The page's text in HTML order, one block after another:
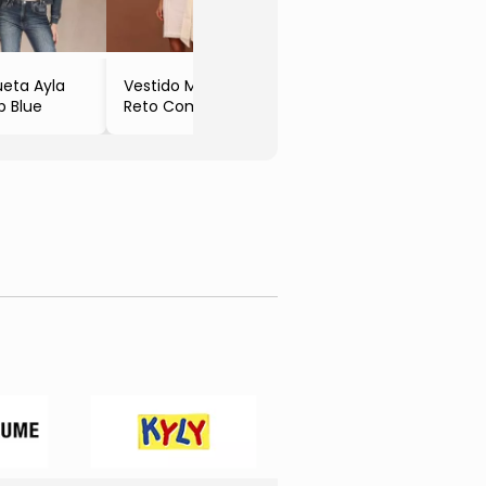
Ayla
Blue
Vestido Médio
Reto Com Faixa